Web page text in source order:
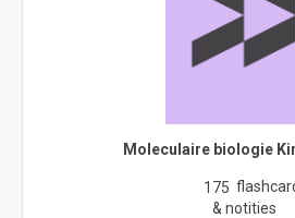
Moleculaire biologie
175
& notities